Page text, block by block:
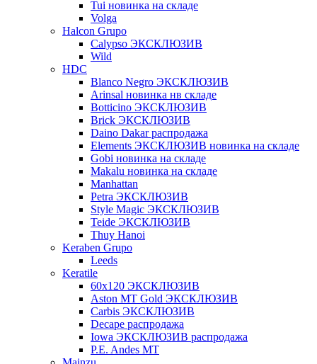
Tui новинка на складе
Volga
Halcon Grupo
Calypso ЭКСКЛЮЗИВ
Wild
HDC
Blanco Negro ЭКСКЛЮЗИВ
Arinsal новинка нв складе
Botticino ЭКСКЛЮЗИВ
Brick ЭКСКЛЮЗИВ
Daino Dakar распродажа
Elements ЭКСКЛЮЗИВ новинка на складе
Gobi новинка на складе
Makalu новинка на складе
Manhattan
Petra ЭКСКЛЮЗИВ
Style Magic ЭКСКЛЮЗИВ
Teide ЭКСКЛЮЗИВ
Thuy Hanoi
Keraben Grupo
Leeds
Keratile
60х120 ЭКСКЛЮЗИВ
Aston MT Gold ЭКСКЛЮЗИВ
Carbis ЭКСКЛЮЗИВ
Decape распродажа
Iowa ЭКСКЛЮЗИВ распродажа
P.E. Andes MT